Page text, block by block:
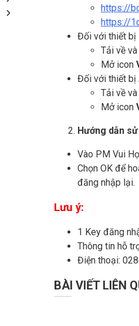
https://
https://
Đối với thiết bị
Tải về
Mở icon
Đối với thiết bị
Tải về
Mở icon
Hướng dẫn
Vào PM Vui
Chọn OK để
đăng nhập lại.
Lưu ý:
1 Key đăng
Thông tin hỗ
Điện thoại:
BÀI VIẾT LIÊN